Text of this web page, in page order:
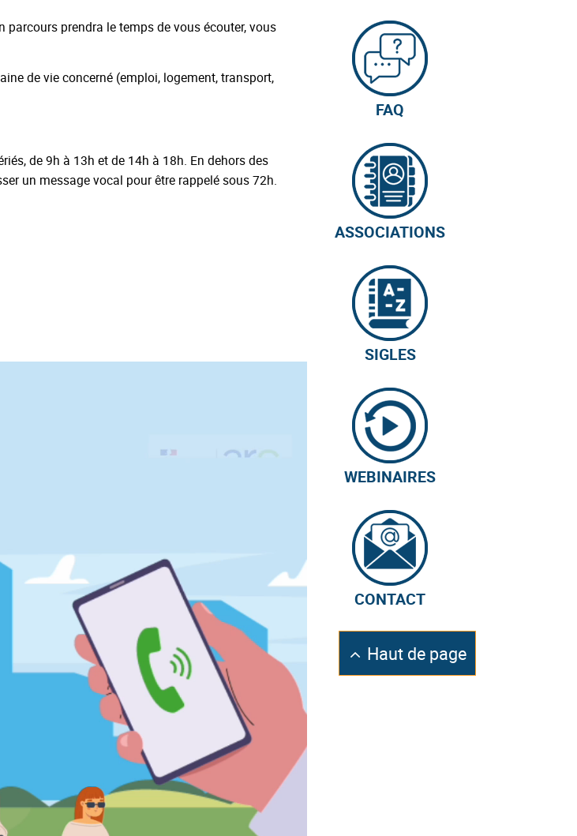
prendra le temps de vous écouter, vous
de vie concerné (emploi, logement, transport,
de 9h à 13h et de 14h à 18h. En dehors des
un message vocal pour être rappelé sous 72h.
FAQ
ASSOCIATIONS
SIGLES
WEBINAIRES
CONTACT
Retourner
en
Haut de page